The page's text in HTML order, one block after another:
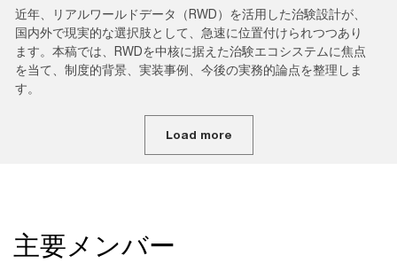
近年、リアルワールドデータ（RWD）を活用した治験設計が、
国内外で現実的な選択肢として、急速に位置付けられつつあり
ます。本稿では、RWDを中核に据えた治験エコシステムに焦点
を当て、制度的背景、実装事例、今後の実務的論点を整理しま
す。
Load more
主要メンバー